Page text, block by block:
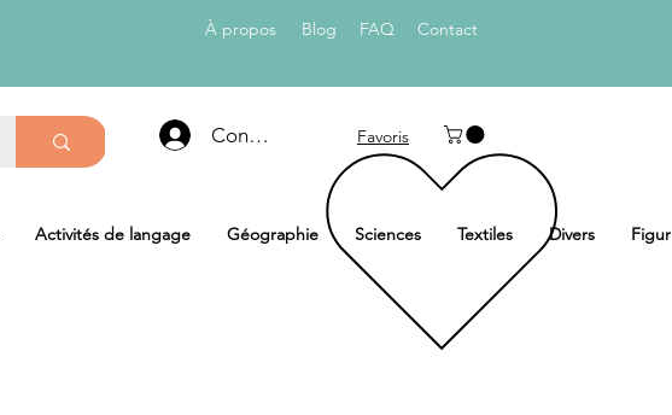
À propos Blog FAQ Contact
Connexion Favoris
Activités de langage Géographie Sciences Textiles Divers